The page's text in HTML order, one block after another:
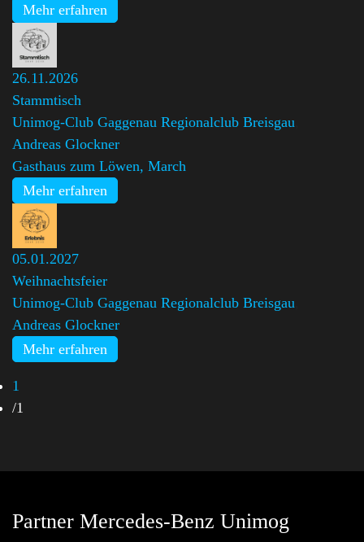
Mehr erfahren
26.11.2026
Stammtisch
Unimog-Club Gaggenau Regionalclub Breisgau
Andreas Glockner
Gasthaus zum Löwen, March
Mehr erfahren
05.01.2027
Weihnachtsfeier
Unimog-Club Gaggenau Regionalclub Breisgau
Andreas Glockner
Mehr erfahren
1
/1
Partner Mercedes-Benz Unimog